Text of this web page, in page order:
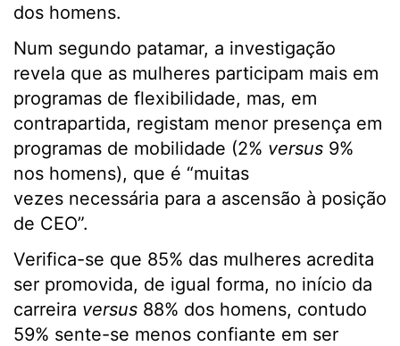
dos homens.
Num segundo patamar, a investigação
revela que as mulheres participam mais em
programas de flexibilidade, mas, em
contrapartida, registam menor presença em
programas de mobilidade (2% versus 9%
nos homens), que é “muitas
vezes necessária para a ascensão à posição
de CEO”.
Verifica-se que 85% das mulheres acredita
ser promovida, de igual forma, no início da
carreira versus 88% dos homens, contudo
59% sente-se menos confiante em ser